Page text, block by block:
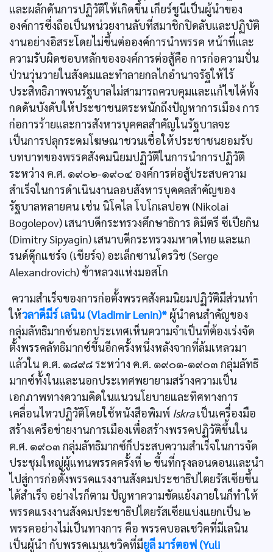
และผลักดันการปฏิวัติให้เกิดขึ้น เกียร์ชูนีเป็นผู้นำของ
องค์การซึ่งถือเป็นหน่วยงานลับที่สมาชิกปิดลับและปฏิบัติ
งานอย่างอิสระโดยไม่ขึ้นต่อองค์การนำพรรค หน้าที่และ
ความรับผิดชอบหลักขององค์การต่อสู้คือ การก่อความปั่น
ป่วนวุ่นวายในสังคมและทำลายกลไกอำนาจรัฐให้ไร้
ประสิทธิภาพจนรัฐบาลไม่สามารถควบคุมและแก้ไขได้ทั้ง
กดดันบังคับให้ประชาชนตระหนักถึงปัญหาการเมือง การ
ก่อการร้ายและการสังหารบุคคลสำคัญในรัฐบาลจะ
เป็นการปลุกระดมโฆษณาชวนเชื่อให้ประชาชนยอมรับ
บทบาทของพรรคสังคมนิยมปฏิวัติในการนำการปฏิวัติ
ระหว่าง ค.ศ. ๑๙๐๒-๑๙๐๔ องค์การต่อสู้ประสบความ
สำเร็จในการดำเนินงานลอบสังหารบุคคลสำคัญของ
รัฐบาลหลายคน เช่น นิโคไล โบโกเลปอพ (Nikolai
Bogolepov) เสนาบดีกระทรวงศึกษาธิการ ดิมีตรี ซีเปียกิน
(Dimitry Sipyagin) เสนาบดีกระทรวงมหาดไทย และแก
รนด์ดุ๊กแชร์จ (เชียร์จ) อะเล็กซานโดรวิช (Serge
Alexandrovich) ข้าหลวงแห่งมอสโก
ความสำเร็จของการก่อตั้งพรรคสังคมนิยมปฏิวัติมีส่วนทำ
ให้วลาดีมีร์ เลนิน (Vladimir Lenin)* ผู้นำคนสำคัญของ
กลุ่มลัทธิมากซ์นอกประเทศเห็นความจำเป็นที่ต้องเร่งจัด
ตั้งพรรคลัทธิมากซ์ขึ้นอีกครั้งหนึ่งหลังจากที่ล้มเหลวมา
แล้วใน ค.ศ. ๑๘๙๘ ระหว่าง ค.ศ. ๑๙๐๑-๑๙๐๓ กลุ่มลัทธิ
มากซ์ทั้งในและนอกประเทศพยายามสร้างความเป็น
เอกภาพทางความคิดในแนวนโยบายและทิศทางการ
เคลื่อนไหวปฏิวัติโดยใช้หนังสือพิมพ์ Iskraเป็นเครื่องมือ
สร้างเครือข่ายงานการเมืองเพื่อสร้างพรรคปฏิวัติขึ้นใน
ค.ศ. ๑๙๐๓ กลุ่มลัทธิมากซ์ก็ประสบความสำเร็จในการจัด
ประชุมใหญ่ผู้แทนพรรคครั้งที่ ๒ ขึ้นที่กรุงลอนดอนและนำ
ไปสู่การก่อตั้งพรรคแรงงานสังคมประชาธิปไตยรัสเซียขึ้น
ได้สำเร็จ อย่างไรก็ตาม ปัญหาความขัดแย้งภายในก็ทำให้
พรรคแรงงานสังคมประชาธิปไตยรัสเซียแบ่งแยกเป็น ๒
พรรคอย่างไม่เป็นทางการ คือ พรรคบอลเชวิคที่มีเลนิน
เป็นผู้นำ กับพรรคเมนเชวิคที่มียูลี มาร์ตอฟ (Yuli